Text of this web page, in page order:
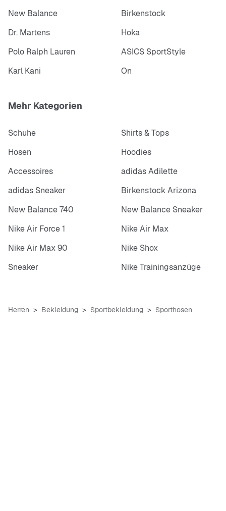
New Balance
Birkenstock
Dr. Martens
Hoka
Polo Ralph Lauren
ASICS SportStyle
Karl Kani
On
Mehr Kategorien
Schuhe
Shirts & Tops
Hosen
Hoodies
Accessoires
adidas Adilette
adidas Sneaker
Birkenstock Arizona
New Balance 740
New Balance Sneaker
Nike Air Force 1
Nike Air Max
Nike Air Max 90
Nike Shox
Sneaker
Nike Trainingsanzüge
Herren Bekleidung Sportbekleidung Sporthosen